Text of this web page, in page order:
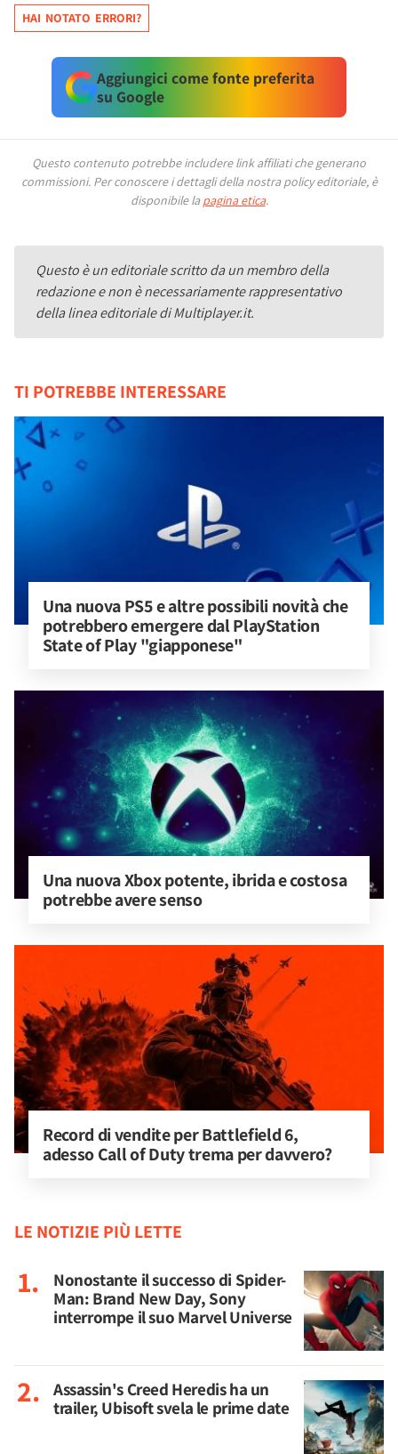
HAI NOTATO ERRORI?
Aggiungici come fonte preferita
su Google
Questo contenuto potrebbe includere link affiliati che generano
commissioni. Per conoscere i dettagli della nostra policy editoriale, è
disponibile la pagina etica.
Questo è un editoriale scritto da un membro della
redazione e non è necessariamente rappresentativo
della linea editoriale di Multiplayer.it.
TI POTREBBE INTERESSARE
Una nuova PS5 e altre possibili novità che
potrebbero emergere dal PlayStation
State of Play "giapponese"
Una nuova Xbox potente, ibrida e costosa
potrebbe avere senso
Record di vendite per Battlefield 6,
adesso Call of Duty trema per davvero?
LE NOTIZIE PIÙ LETTE
Nonostante il successo di Spider-
Man: Brand New Day, Sony
interrompe il suo Marvel Universe
Assassin's Creed Heredis ha un
trailer, Ubisoft svela le prime date